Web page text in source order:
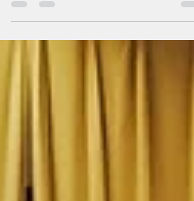
誠副局長、失親兒基金會黃寶慧董事長一同
席，為孩子祝福與打氣。本次行程為8/17-
扭蛋，挑戰從台北騎至台中，共計五天211公
里，為基金會勇往直前。...